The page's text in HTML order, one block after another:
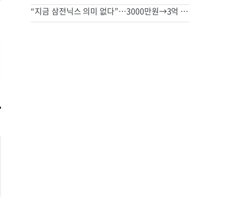
“지금 삼전닉스 의미 없다”…3000만원→3억 된다는 이 종목